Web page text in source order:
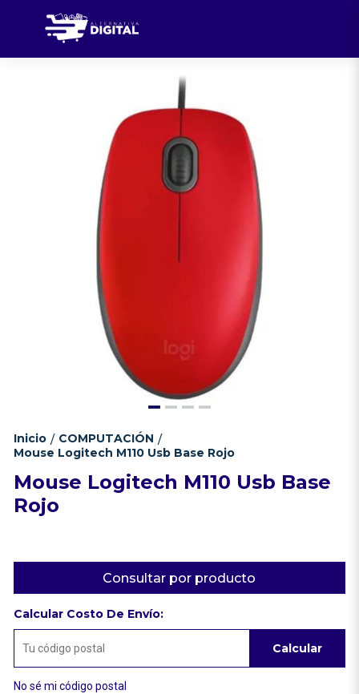
Inicio / COMPUTACIÓN /
Mouse Logitech M110 Usb Base Rojo
Mouse Logitech M110 Usb Base
Rojo
Consultar por producto
Calcular Costo De Envío:
Calcular
No sé mi código postal